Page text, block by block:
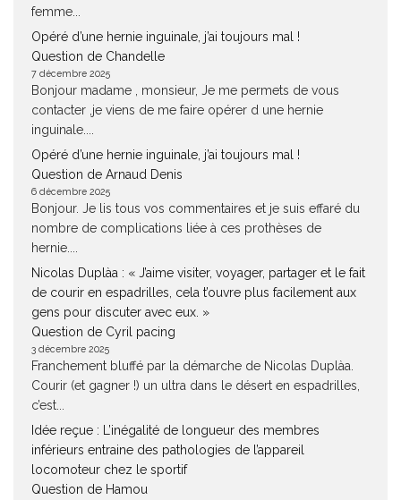
femme...
Opéré d’une hernie inguinale, j’ai toujours mal !
Question de Chandelle
7 décembre 2025
Bonjour madame , monsieur, Je me permets de vous
contacter ,je viens de me faire opérer d une hernie
inguinale....
Opéré d’une hernie inguinale, j’ai toujours mal !
Question de Arnaud Denis
6 décembre 2025
Bonjour. Je lis tous vos commentaires et je suis effaré du
nombre de complications liée à ces prothèses de
hernie....
Nicolas Duplàa : « J’aime visiter, voyager, partager et le fait
de courir en espadrilles, cela t’ouvre plus facilement aux
gens pour discuter avec eux. »
Question de Cyril pacing
3 décembre 2025
Franchement bluffé par la démarche de Nicolas Duplàa.
Courir (et gagner !) un ultra dans le désert en espadrilles,
c’est...
Idée reçue : L’inégalité de longueur des membres
inférieurs entraine des pathologies de l’appareil
locomoteur chez le sportif
Question de Hamou